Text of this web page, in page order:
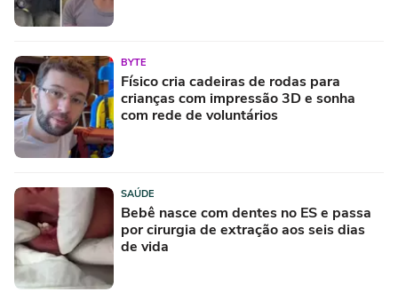
BYTE
Físico cria cadeiras de rodas para
crianças com impressão 3D e sonha
com rede de voluntários
SAÚDE
Bebê nasce com dentes no ES e passa
por cirurgia de extração aos seis dias
de vida